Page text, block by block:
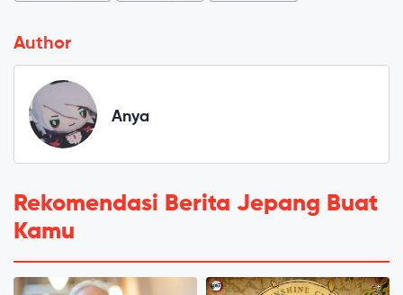
Author
Anya
Rekomendasi Berita Jepang Buat
Kamu